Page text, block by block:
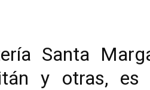
Santa
y otras,